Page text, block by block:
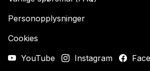
Personopplysninger
Cookies
YouTube
Instagram